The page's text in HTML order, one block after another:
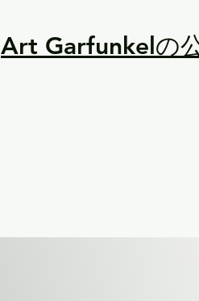
Art Garfunkelの